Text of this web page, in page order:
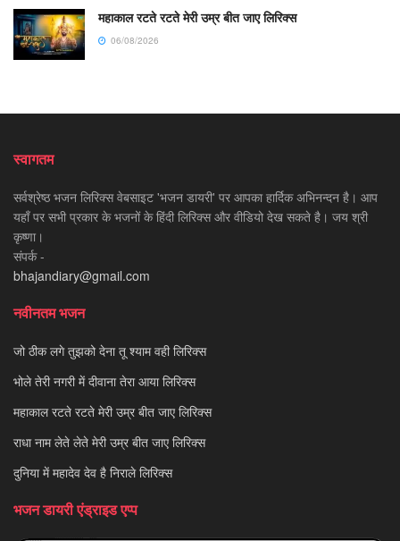
महाकाल रटते रटते मेरी उम्र बीत जाए लिरिक्स
06/08/2026
स्वागतम
सर्वश्रेष्ठ भजन लिरिक्स वेबसाइट 'भजन डायरी' पर आपका हार्दिक अभिनन्दन है। आप
यहाँ पर सभी प्रकार के भजनों के हिंदी लिरिक्स और वीडियो देख सकते है। जय श्री
कृष्णा।
संपर्क -
bhajandiary@gmail.com
नवीनतम भजन
जो ठीक लगे तुझको देना तू श्याम वही लिरिक्स
भोले तेरी नगरी में दीवाना तेरा आया लिरिक्स
महाकाल रटते रटते मेरी उम्र बीत जाए लिरिक्स
राधा नाम लेते लेते मेरी उम्र बीत जाए लिरिक्स
दुनिया में महादेव देव है निराले लिरिक्स
भजन डायरी एंड्राइड एप्प